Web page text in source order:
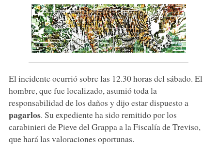
El incidente ocurrió sobre las 12.30 horas del sábado. El
hombre, que fue localizado, asumió toda la
responsabilidad de los daños y dijo estar dispuesto a
pagarlos. Su expediente ha sido remitido por los
carabinieri de Pieve del Grappa a la Fiscalía de Treviso,
que hará las valoraciones oportunas.